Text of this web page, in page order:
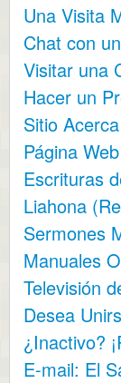
Una Visita
Chat con
Visitar una
Hacer un
Sitio
Página
Escrituras
Liahona
Sermones
Manuales
Televisión
Desea
¿Inactivo?
E-mail: El